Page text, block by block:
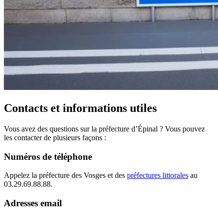
Contacts et informations utiles
Vous avez des questions sur la préfecture d’Épinal ? Vous pouvez
les contacter de plusieurs façons :
Numéros de téléphone
Appelez la préfecture des Vosges et des préfectures littorales au
03.29.69.88.88.
Adresses email